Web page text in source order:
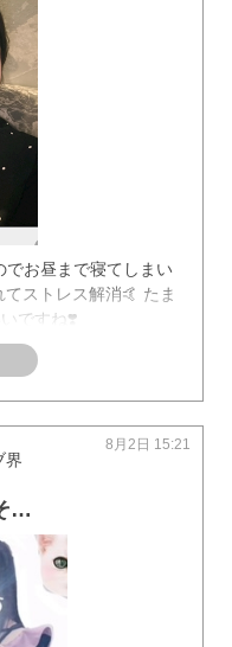
でお昼まで寝てしまい
ストレス解消🤙 たま
ですね❣️
界
^_^いやなことよそくしてぶろぐにかくと9.5わりげんじつになってるこまったぶろぐです
8月2日 15:21